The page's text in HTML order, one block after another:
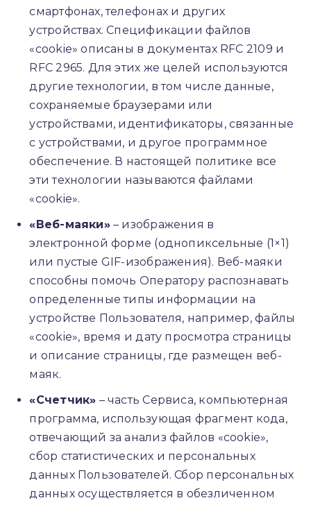
смартфонах, телефонах и других
устройствах. Спецификации файлов
«cookie» описаны в документах RFC 2109 и
RFC 2965. Для этих же целей используются
другие технологии, в том числе данные,
сохраняемые браузерами или
устройствами, идентификаторы, связанные
с устройствами, и другое программное
обеспечение. В настоящей политике все
эти технологии называются файлами
«cookie».
«Веб-маяки»– изображения в
электронной форме (однопиксельные (1×1)
или пустые GIF-изображения). Веб-маяки
способны помочь Оператору распознавать
определенные типы информации на
устройстве Пользователя, например, файлы
«cookie», время и дату просмотра страницы
и описание страницы, где размещен веб-
маяк.
«Счетчик» – часть Сервиса, компьютерная
программа, использующая фрагмент кода,
отвечающий за анализ файлов «cookie»,
сбор статистических и персональных
данных Пользователей. Сбор персональных
данных осуществляется в обезличенном